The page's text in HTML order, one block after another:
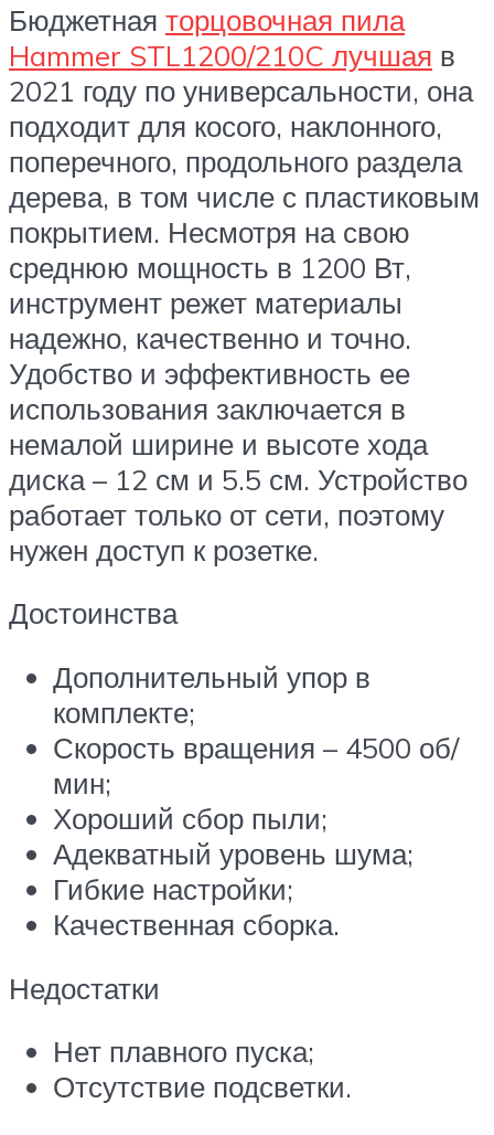
Бюджетная торцовочная пила
Hammer STL1200/210C лучшая в
2021 году по универсальности, она
подходит для косого, наклонного,
поперечного, продольного раздела
дерева, в том числе с пластиковым
покрытием. Несмотря на свою
среднюю мощность в 1200 Вт,
инструмент режет материалы
надежно, качественно и точно.
Удобство и эффективность ее
использования заключается в
немалой ширине и высоте хода
диска – 12 см и 5.5 см. Устройство
работает только от сети, поэтому
нужен доступ к розетке.
Достоинства
Дополнительный упор в
комплекте;
Скорость вращения – 4500 об/
мин;
Хороший сбор пыли;
Адекватный уровень шума;
Гибкие настройки;
Качественная сборка.
Недостатки
Нет плавного пуска;
Отсутствие подсветки.